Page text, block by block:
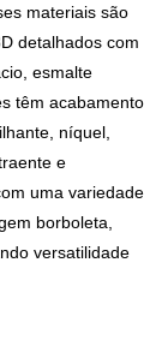
materiais são
detalhados com
esmalte
têm acabamento
níquel,
e
uma variedade
borboleta,
versatilidade